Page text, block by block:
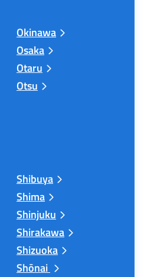
Okinawa
Osaka
Otaru
Otsu
Shibuya
Shima
Shinjuku
Shirakawa
Shizuoka
Shōnai